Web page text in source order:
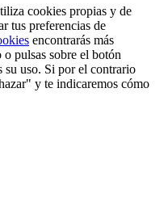
cookies propias y de
tus preferencias de
encontrarás más
pulsas sobre el botón
su uso. Si por el contrario
y te indicaremos cómo